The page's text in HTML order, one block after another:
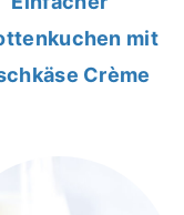
mit
Crème